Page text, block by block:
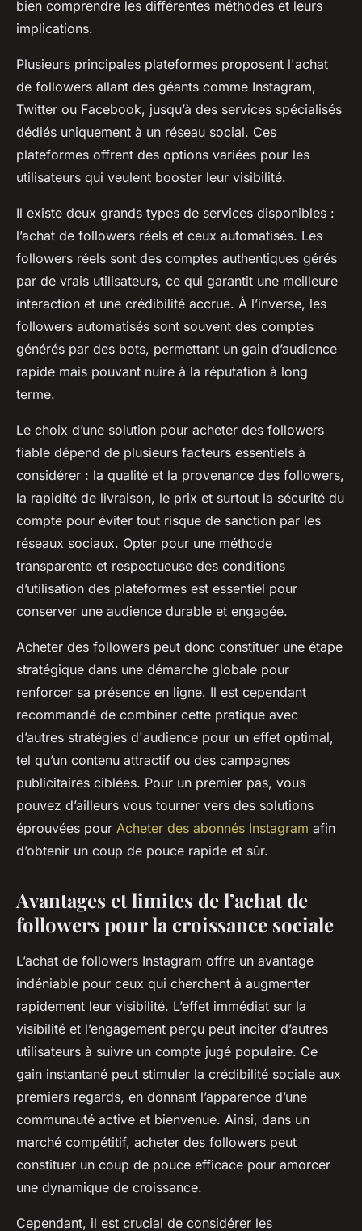
bien comprendre les différentes méthodes et leurs
implications.
Plusieurs principales plateformes proposent l'achat
de followers allant des géants comme Instagram,
Twitter ou Facebook, jusqu’à des services spécialisés
dédiés uniquement à un réseau social. Ces
plateformes offrent des options variées pour les
utilisateurs qui veulent booster leur visibilité.
Il existe deux grands types de services disponibles :
l’achat de followers réels et ceux automatisés. Les
followers réels sont des comptes authentiques gérés
par de vrais utilisateurs, ce qui garantit une meilleure
interaction et une crédibilité accrue. À l’inverse, les
followers automatisés sont souvent des comptes
générés par des bots, permettant un gain d’audience
rapide mais pouvant nuire à la réputation à long
terme.
Le choix d’une solution pour acheter des followers
fiable dépend de plusieurs facteurs essentiels à
considérer : la qualité et la provenance des followers,
la rapidité de livraison, le prix et surtout la sécurité du
compte pour éviter tout risque de sanction par les
réseaux sociaux. Opter pour une méthode
transparente et respectueuse des conditions
d’utilisation des plateformes est essentiel pour
conserver une audience durable et engagée.
Acheter des followers peut donc constituer une étape
stratégique dans une démarche globale pour
renforcer sa présence en ligne. Il est cependant
recommandé de combiner cette pratique avec
d’autres stratégies d'audience pour un effet optimal,
tel qu’un contenu attractif ou des campagnes
publicitaires ciblées. Pour un premier pas, vous
pouvez d’ailleurs vous tourner vers des solutions
éprouvées pour Acheter des abonnés Instagram afin
d’obtenir un coup de pouce rapide et sûr.
Avantages et limites de l’achat de
followers pour la croissance sociale
L’achat de followers Instagram offre un avantage
indéniable pour ceux qui cherchent à augmenter
rapidement leur visibilité. L’effet immédiat sur la
visibilité et l’engagement perçu peut inciter d’autres
utilisateurs à suivre un compte jugé populaire. Ce
gain instantané peut stimuler la crédibilité sociale aux
premiers regards, en donnant l’apparence d’une
communauté active et bienvenue. Ainsi, dans un
marché compétitif, acheter des followers peut
constituer un coup de pouce efficace pour amorcer
une dynamique de croissance.
Cependant, il est crucial de considérer les